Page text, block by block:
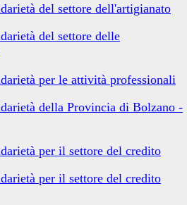
del settore dell'artigianato
del settore delle
per le attività professionali
della Provincia di Bolzano -
per il settore del credito
per il settore del credito